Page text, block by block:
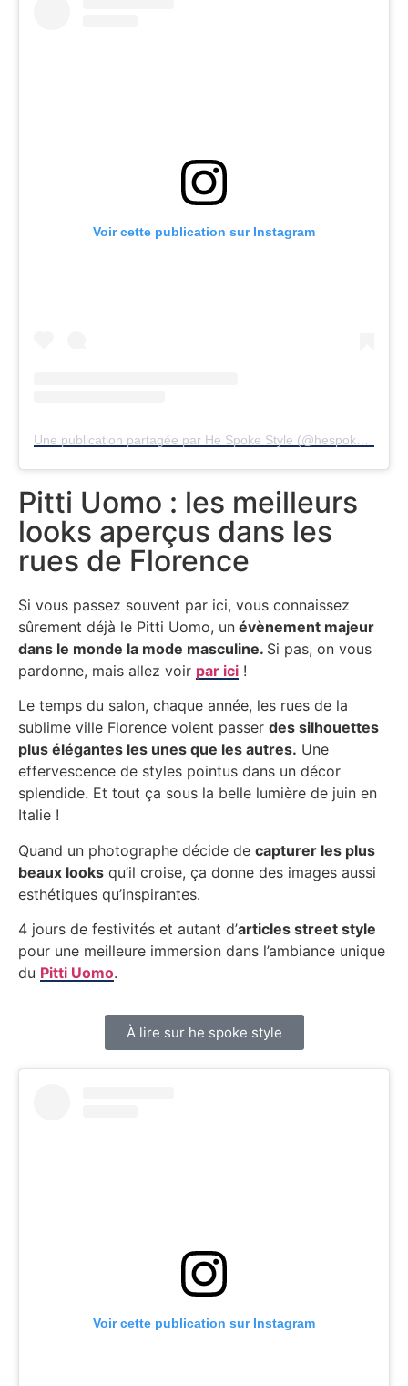
Voir cette publication sur Instagram
Pitti Uomo : les meilleurs
looks aperçus dans les
rues de Florence
Si vous passez souvent par ici, vous connaissez
sûrement déjà le Pitti Uomo, un évènement majeur
dans le monde la mode masculine. Si pas, on vous
pardonne, mais allez voir par ici !
Le temps du salon, chaque année, les rues de la
sublime ville Florence voient passer des silhouettes
plus élégantes les unes que les autres. Une
effervescence de styles pointus dans un décor
splendide. Et tout ça sous la belle lumière de juin en
Italie !
Quand un photographe décide de capturer les plus
beaux looks qu’il croise, ça donne des images aussi
esthétiques qu’inspirantes.
4 jours de festivités et autant d’articles street style
pour une meilleure immersion dans l’ambiance unique
du Pitti Uomo.
À lire sur he spoke style
Voir cette publication sur Instagram